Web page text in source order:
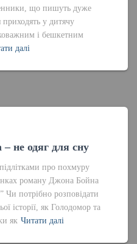
що пишуть дуже
у дитячу
і бешкетним
далі
не одяг для сну
про похмуру
роману Джона Бойна
Чи потрібно розповідати
історії, як Голодомор та
як Читати далі